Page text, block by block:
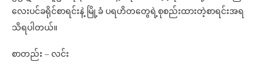
လေးပင်ခရိုင်စာရင်းနဲ့ မြို့ခံ ပရဟိတတွေရဲ့စုစည်းထားတဲ့စာရင်းအရ
သိရပါတယ်။
စာတည်း – လင်း